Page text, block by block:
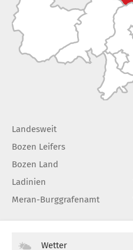
Landesweit
Bozen Leifers
Bozen Land
Ladinien
Meran-Burggrafenamt
Wetter